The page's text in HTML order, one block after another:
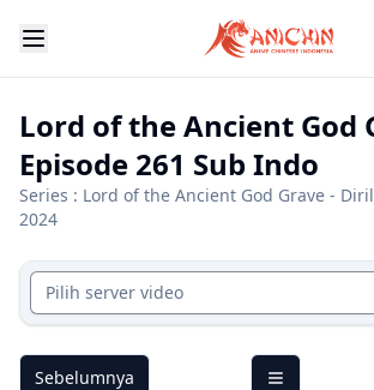
Lord of the Ancient God
Episode 261 Sub Indo
Series : Lord of the Ancient God Grave -
2024
Pilih server video
Sebelumnya